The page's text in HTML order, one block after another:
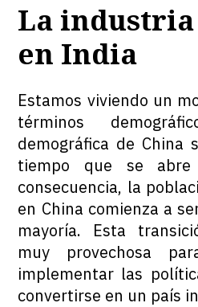
La
en India
Estamos viviendo un
términos
demográfica de China
tiempo que se
consecuencia, la
en China comienza a
mayoría. Esta
muy provechosa
implementar las
convertirse en un país